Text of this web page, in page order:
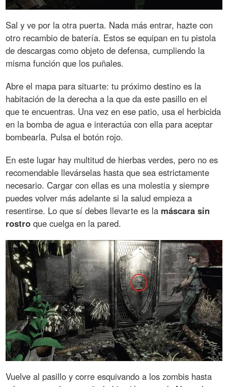
Sal y ve por la otra puerta. Nada más entrar, hazte con
otro recambio de batería. Estos se equipan en tu pistola
de descargas como objeto de defensa, cumpliendo la
misma función que los puñales.
Abre el mapa para situarte: tu próximo destino es la
habitación de la derecha a la que da este pasillo en el
que te encuentras. Una vez en ese patio, usa el herbicida
en la bomba de agua e interactúa con ella para aceptar
bombearla. Pulsa el botón rojo.
En este lugar hay multitud de hierbas verdes, pero no es
recomendable llevárselas hasta que sea estrictamente
necesario. Cargar con ellas es una molestia y siempre
puedes volver más adelante si la salud empieza a
resentirse. Lo que sí debes llevarte es la máscara sin
rostro que cuelga en la pared.
Vuelve al pasillo y corre esquivando a los zombis hasta